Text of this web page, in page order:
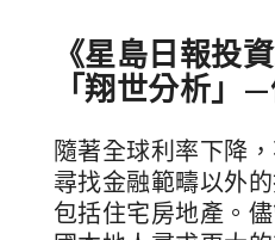
《星島日報投
「翔世分析」
隨著全球利率下降
尋找金融範疇以外
包括住宅房地產。